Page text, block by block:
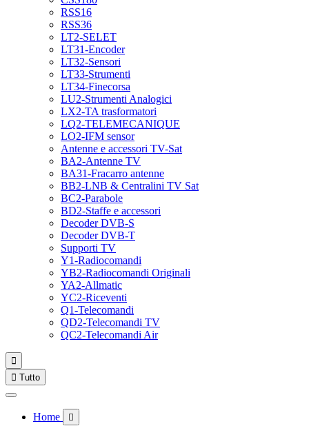
RSS16
RSS36
LT2-SELET
LT31-Encoder
LT32-Sensori
LT33-Strumenti
LT34-Finecorsa
LU2-Strumenti Analogici
LX2-TA trasformatori
LQ2-TELEMECANIQUE
LO2-IFM sensor
Antenne e accessori TV-Sat
BA2-Antenne TV
BA31-Fracarro antenne
BB2-LNB & Centralini TV Sat
BC2-Parabole
BD2-Staffe e accessori
Decoder DVB-S
Decoder DVB-T
Supporti TV
Y1-Radiocomandi
YB2-Radiocomandi Originali
YA2-Allmatic
YC2-Riceventi
Q1-Telecomandi
QD2-Telecomandi TV
QC2-Telecomandi Air

 Tutto
Home 